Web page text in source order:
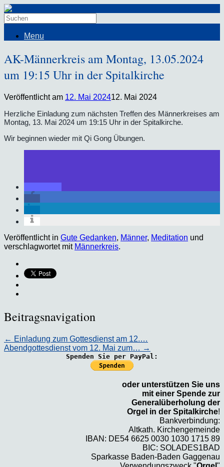
Menu
AK-Männerkreis am Montag, 13.05.2024
um 19:15 Uhr in der Spitalkirche
Veröffentlicht am 12. Mai 202412. Mai 2024
Herzliche Einladung zum nächsten Treffen des Männerkreises am
Montag, 13. Mai 2024 um 19:15 Uhr in der Spitalkirche.
Wir beginnen wieder mit Qi Gong Übungen.
Veröffentlicht in Gute Gedanken, Männer, Meditation und
verschlagwortet mit Männerkreis.
Beitragsnavigation
← Einladung zum Gottesdienst am 12.…
Abendgottesdienst vom 12. Mai zum… →
Spenden Sie per PayPal:
oder unterstützen Sie uns
mit einer Spende zur
Generalüberholung der
Orgel in der Spitalkirche!
Bankverbindung:
Altkath. Kirchengemeinde
IBAN: DE54 6625 0030 1030 1715 89
BIC: SOLADES1BAD
Sparkasse Baden-Baden Gaggenau